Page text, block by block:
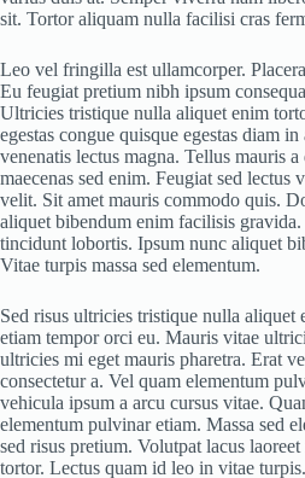
sit. Tortor aliquam nulla facilisi cras
Leo vel fringilla est ullamcorper.
Eu feugiat pretium nibh ipsum
Ultricies tristique nulla aliquet enim
egestas congue quisque egestas diam
venenatis lectus magna. Tellus mauris
maecenas sed enim. Feugiat sed lectus
velit. Sit amet mauris commodo quis.
aliquet bibendum enim facilisis
tincidunt lobortis. Ipsum nunc aliquet
Vitae turpis massa sed elementum.
Sed risus ultricies tristique nulla aliquet
etiam tempor orci eu. Mauris vitae
ultricies mi eget mauris pharetra. Erat
consectetur a. Vel quam elementum
vehicula ipsum a arcu cursus vitae.
elementum pulvinar etiam. Massa sed
sed risus pretium. Volutpat lacus
tortor. Lectus quam id leo in vitae